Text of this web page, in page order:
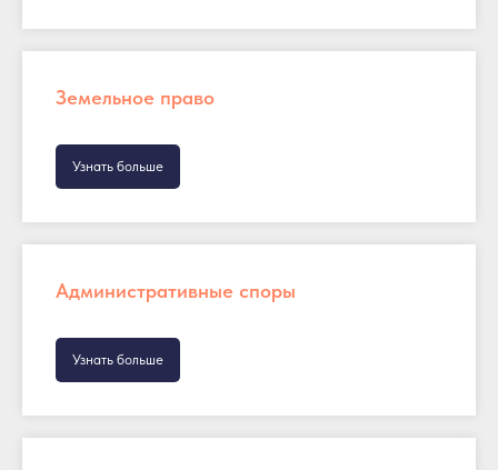
Земельное право
Узнать больше
Административные споры
Узнать больше